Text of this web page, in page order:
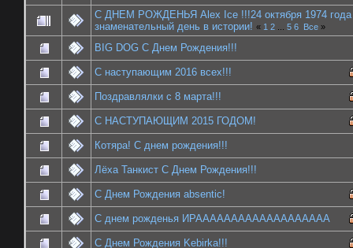
С ДНЕМ РОЖДЕНЬЯ Alex Ice !!!24 октября 1974 года
знаменательный день в истории! « 1 2 ... 5 6 Все »
BIG DOG С Днем Рождения!!!
С наступающим 2016 всех!!!
Поздравлялки с 8 марта!!!
С НАСТУПАЮЩИМ 2015 ГОДОМ!
Котяра! С днем рождения!!!
Лёха Танкист С Днем Рождения!!!
С Днем Рождения absentic!
С днем рожденья ИРААААААААААААААААААА
С Днем Рождения Kebirka!!!